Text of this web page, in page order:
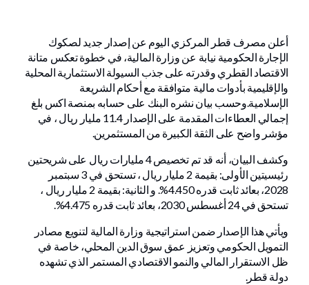
أعلن مصرف قطر المركزي اليوم عن إصدار جديد لصكوك
الإجارة الحكومية نيابة عن وزارة المالية، في خطوة تعكس متانة
الاقتصاد القطري وقدرته على جذب السيولة الاستثمارية المحلية
والإقليمية بأدوات مالية متوافقة مع أحكام الشريعة
الإسلامية.وحسب بيان نشره البنك على حسابه بمنصة اكس بلغ
إجمالي العطاءات المقدمة على الإصدار 11.4 مليار ريال ، في
مؤشر واضح على الثقة الكبيرة من المستثمرين.
وكشف البيان، أنه قد تم تخصيص 4 مليارات ريال على شريحتين
رئيسيتين الأولى: بقيمة 2 مليار ريال ، تستحق في 3 سبتمبر
2028، بعائد ثابت قدره 4.450%. و الثانية: بقيمة 2 مليار ريال ،
تستحق في 24 أغسطس 2030، بعائد ثابت قدره 4.475%.
ويأتي هذا الإصدار ضمن استراتيجية وزارة المالية لتنويع مصادر
التمويل الحكومي وتعزيز عمق سوق الدين المحلي، خاصة في
ظل الاستقرار المالي والنمو الاقتصادي المستمر الذي تشهده
دولة قطر.